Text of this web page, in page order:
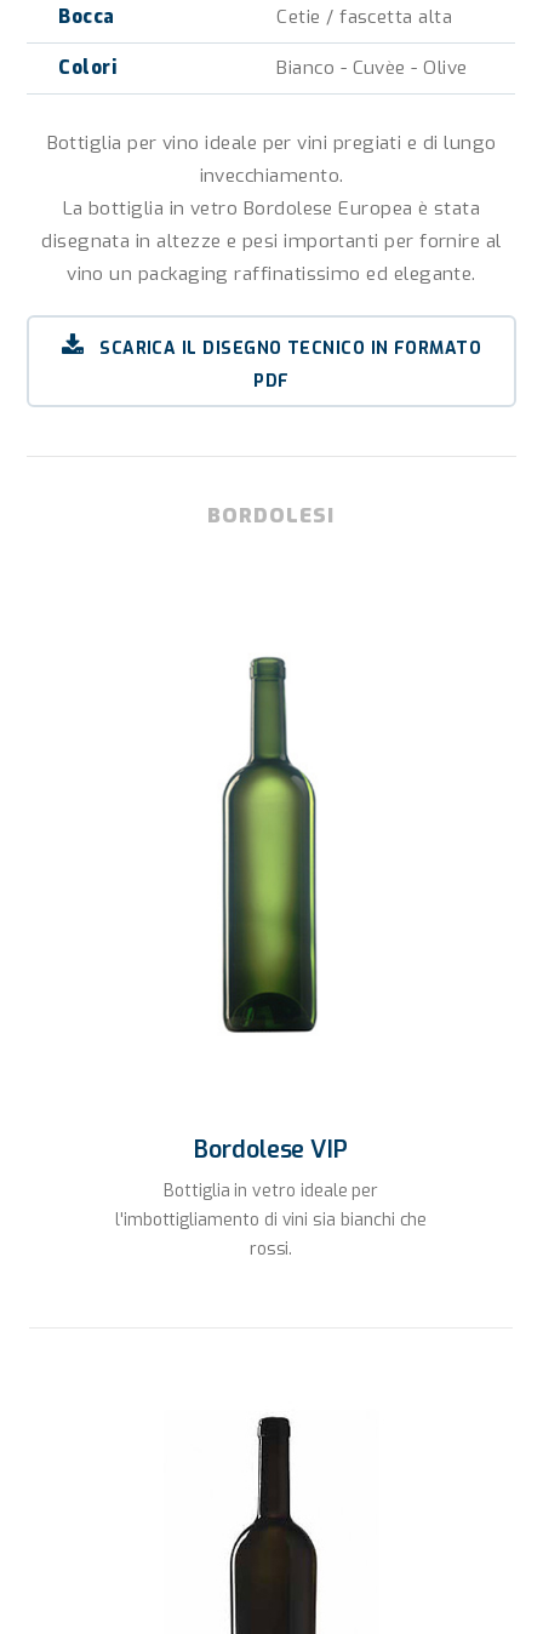
Bocca Cetie / fascetta alta
Colori Bianco - Cuvèe - Olive
Bottiglia per vino ideale per vini pregiati e di lungo
invecchiamento.
La bottiglia in vetro Bordolese Europea è stata
disegnata in altezze e pesi importanti per fornire al
vino un packaging raffinatissimo ed elegante.
SCARICA IL DISEGNO TECNICO IN FORMATO
PDF
BORDOLESI
Bordolese VIP
Bottiglia in vetro ideale per
l'imbottigliamento di vini sia bianchi che
rossi.